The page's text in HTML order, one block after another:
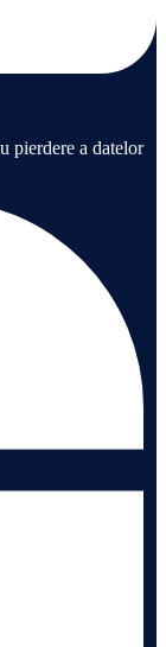
pierdere a datelor